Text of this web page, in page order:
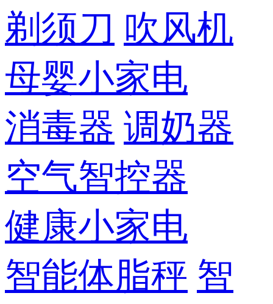
剃须刀 吹风机
母婴小家电
消毒器 调奶器
空气智控器
健康小家电
智能体脂秤 智